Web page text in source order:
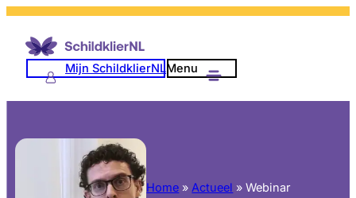
Mijn SchildklierNLMenu
Home »Actueel »Webinar